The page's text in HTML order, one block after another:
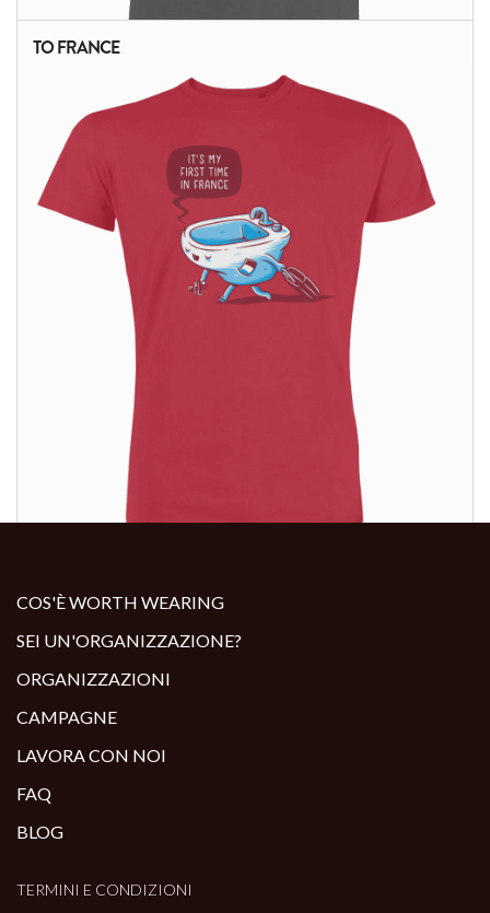
ALTRI PRODOTTI:
TO FRANCE
COS'È WORTH WEARING
SEI UN'ORGANIZZAZIONE?
ORGANIZZAZIONI
CAMPAGNE
LAVORA CON NOI
FAQ
BLOG
TERMINI E CONDIZIONI